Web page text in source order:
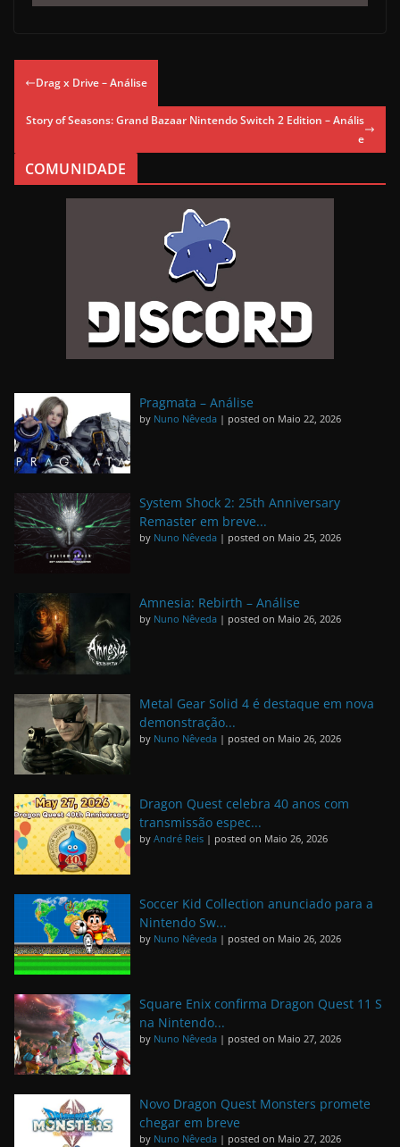
Drag x Drive – Análise
Story of Seasons: Grand Bazaar Nintendo Switch 2 Edition – Anális
e
COMUNIDADE
Pragmata – Análise
by Nuno Nêveda | posted on Maio 22, 2026
System Shock 2: 25th Anniversary
Remaster em breve...
by Nuno Nêveda | posted on Maio 25, 2026
Amnesia: Rebirth – Análise
by Nuno Nêveda | posted on Maio 26, 2026
Metal Gear Solid 4 é destaque em nova
demonstração...
by Nuno Nêveda | posted on Maio 26, 2026
Dragon Quest celebra 40 anos com
transmissão espec...
by André Reis | posted on Maio 26, 2026
Soccer Kid Collection anunciado para a
Nintendo Sw...
by Nuno Nêveda | posted on Maio 26, 2026
Square Enix confirma Dragon Quest 11 S
na Nintendo...
by Nuno Nêveda | posted on Maio 27, 2026
Novo Dragon Quest Monsters promete
chegar em breve
by Nuno Nêveda | posted on Maio 27, 2026